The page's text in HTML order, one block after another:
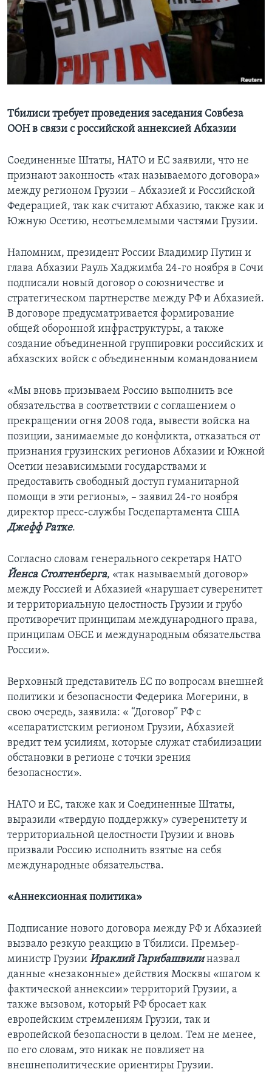
Learning English
СОЦИАЛЬНЫЕ СЕТИ
Языки
Тбилиси требует проведения заседания Совбеза
ООН в связи с российской аннексией Абхазии
Соединенные Штаты, НАТО и ЕС заявили, что не
признают законность «так называемого договора»
между регионом Грузии – Абхазией и Российской
Федерацией, так как считают Абхазию, также как и
Южную Осетию, неотъемлемыми частями Грузии.
Напомним, президент России Владимир Путин и
глава Абхазии Рауль Хаджимба 24-го ноября в Сочи
подписали новый договор о союзничестве и
стратегическом партнерстве между РФ и Абхазией.
В договоре предусматривается формирование
общей оборонной инфраструктуры, а также
создание объединенной группировки российских и
абхазских войск с объединенным командованием
«Мы вновь призываем Россию выполнить все
обязательства в соответствии с соглашением о
прекращении огня 2008 года, вывести войска на
позиции, занимаемые до конфликта, отказаться от
признания грузинских регионов Абхазии и Южной
Осетии независимыми государствами и
предоставить свободный доступ гуманитарной
помощи в эти регионы», – заявил 24-го ноября
директор пресс-службы Госдепартамента США
Джефф Ратке.
Согласно словам генерального секретаря НАТО
Йенса Столтенберга, «так называемый договор»
между Россией и Абхазией «нарушает суверенитет
и территориальную целостность Грузии и грубо
противоречит принципам международного права,
принципам ОБСЕ и международным обязательства
России».
Верховный представитель ЕС по вопросам внешней
политики и безопасности Федерика Могерини, в
свою очередь, заявила: « “Договор” РФ с
«сепаратистским регионом Грузии, Абхазией
вредит тем усилиям, которые служат стабилизации
обстановки в регионе с точки зрения
безопасности».
НАТО и ЕС, также как и Соединенные Штаты,
выразили «твердую поддержку» суверенитету и
территориальной целостности Грузии и вновь
призвали Россию исполнить взятые на себя
международные обязательства.
«Аннексионная политика»
Подписание нового договора между РФ и Абхазией
вызвало резкую реакцию в Тбилиси. Премьер-
министр Грузии Ираклий Гарибашвилиназвал
данные «незаконные» действия Москвы «шагом к
фактической аннексии» территорий Грузии, а
также вызовом, который РФ бросает как
европейским стремлениям Грузии, так и
европейской безопасности в целом. Тем не менее,
по его словам, это никак не повлияет на
внешнеполитические ориентиры Грузии.